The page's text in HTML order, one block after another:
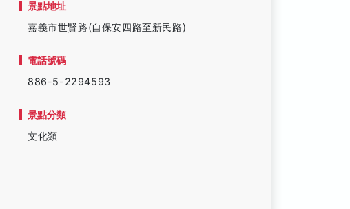
景點地址
嘉義市世賢路(自保安四路至新民路)
電話號碼
886-5-2294593
景點分類
文化類